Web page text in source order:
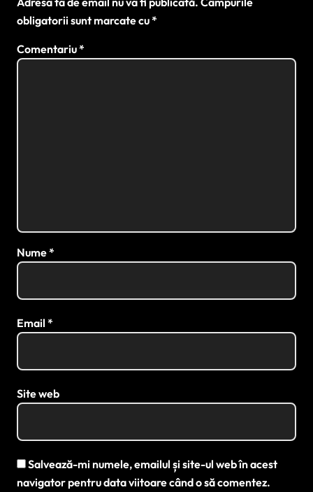
obligatorii sunt marcate cu*
Comentariu*
Nume*
Email *
Site web
Salvează-mi numele, emailul și site-ul web în acest
navigator pentru data viitoare când o să comentez.